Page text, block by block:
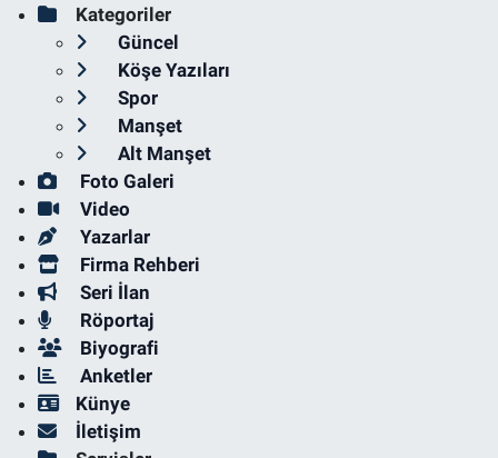
Kategoriler
Güncel
Köşe Yazıları
Spor
Manşet
Alt Manşet
Foto Galeri
Video
Yazarlar
Firma Rehberi
Seri İlan
Röportaj
Biyografi
Anketler
Künye
İletişim